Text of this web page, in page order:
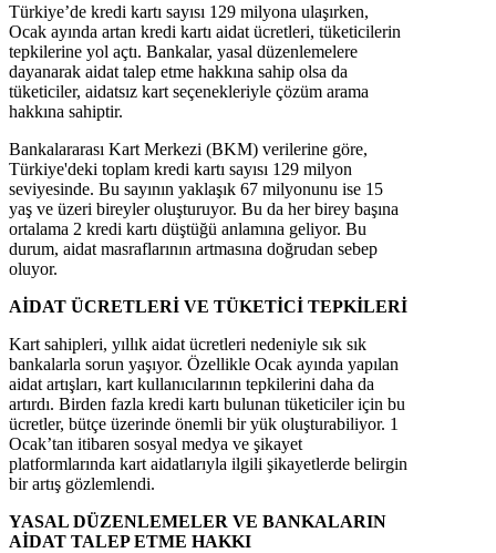
Türkiye’de kredi kartı sayısı 129 milyona ulaşırken,
Ocak ayında artan kredi kartı aidat ücretleri, tüketicilerin
tepkilerine yol açtı. Bankalar, yasal düzenlemelere
dayanarak aidat talep etme hakkına sahip olsa da
tüketiciler, aidatsız kart seçenekleriyle çözüm arama
hakkına sahiptir.
Bankalararası Kart Merkezi (BKM) verilerine göre,
Türkiye'deki toplam kredi kartı sayısı 129 milyon
seviyesinde. Bu sayının yaklaşık 67 milyonunu ise 15
yaş ve üzeri bireyler oluşturuyor. Bu da her birey başına
ortalama 2 kredi kartı düştüğü anlamına geliyor. Bu
durum, aidat masraflarının artmasına doğrudan sebep
oluyor.
AİDAT ÜCRETLERİ VE TÜKETİCİ TEPKİLERİ
Kart sahipleri, yıllık aidat ücretleri nedeniyle sık sık
bankalarla sorun yaşıyor. Özellikle Ocak ayında yapılan
aidat artışları, kart kullanıcılarının tepkilerini daha da
artırdı. Birden fazla kredi kartı bulunan tüketiciler için bu
ücretler, bütçe üzerinde önemli bir yük oluşturabiliyor. 1
Ocak’tan itibaren sosyal medya ve şikayet
platformlarında kart aidatlarıyla ilgili şikayetlerde belirgin
bir artış gözlemlendi.
YASAL DÜZENLEMELER VE BANKALARIN
AİDAT TALEP ETME HAKKI